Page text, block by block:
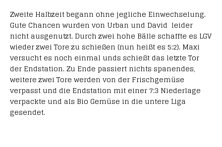
Zweite Halbzeit begann ohne jegliche Einwechselung.
Gute Chancen wurden von Urban und David leider
nicht ausgenutzt. Durch zwei hohe Bälle schaffte es LGV
wieder zwei Tore zu schießen (nun heißt es 5:2). Maxi
versucht es noch einmal unds schießt das letzte Tor
der Endstation. Zu Ende passiert nichts spanendes,
weitere zwei Tore werden von der Frischgemüse
verpasst und die Endstation mit einer 7:3 Niederlage
verpackte und als Bio Gemüse in die untere Liga
gesendet.